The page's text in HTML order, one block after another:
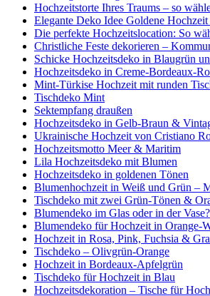
Hochzeitstorte Ihres Traums – so
Elegante Deko Idee Goldene
Die perfekte Hochzeitslocation: So
Christliche Feste dekorieren –
Schicke Hochzeitsdeko in Blaugrün
Hochzeitsdeko in Creme-Bordeaux-
Mint-Türkise Hochzeit mit runden
Tischdeko Mint
Sektempfang draußen
Hochzeitsdeko in Gelb-Braun &
Ukrainische Hochzeit von Cristiano
Hochzeitsmotto Meer & Maritim
Lila Hochzeitsdeko mit Blumen
Hochzeitsdeko in goldenen Tönen
Blumenhochzeit in Weiß und Grün –
Tischdeko mit zwei Grün-Tönen &
Blumendeko im Glas oder in der Vase?
Blumendeko für Hochzeit in Orange-
Hochzeit in Rosa, Pink, Fuchsia &
Tischdeko – Olivgrün-Orange
Hochzeit in Bordeaux-Apfelgrün
Tischdeko für Hochzeit in Blau
Hochzeitsdekoration – Tische für